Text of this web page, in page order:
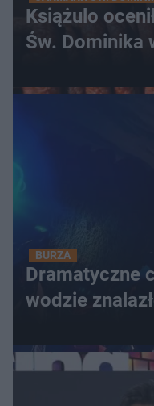
Książulo
Św. Dominika
BURZA
Dramatyczne
wodzie